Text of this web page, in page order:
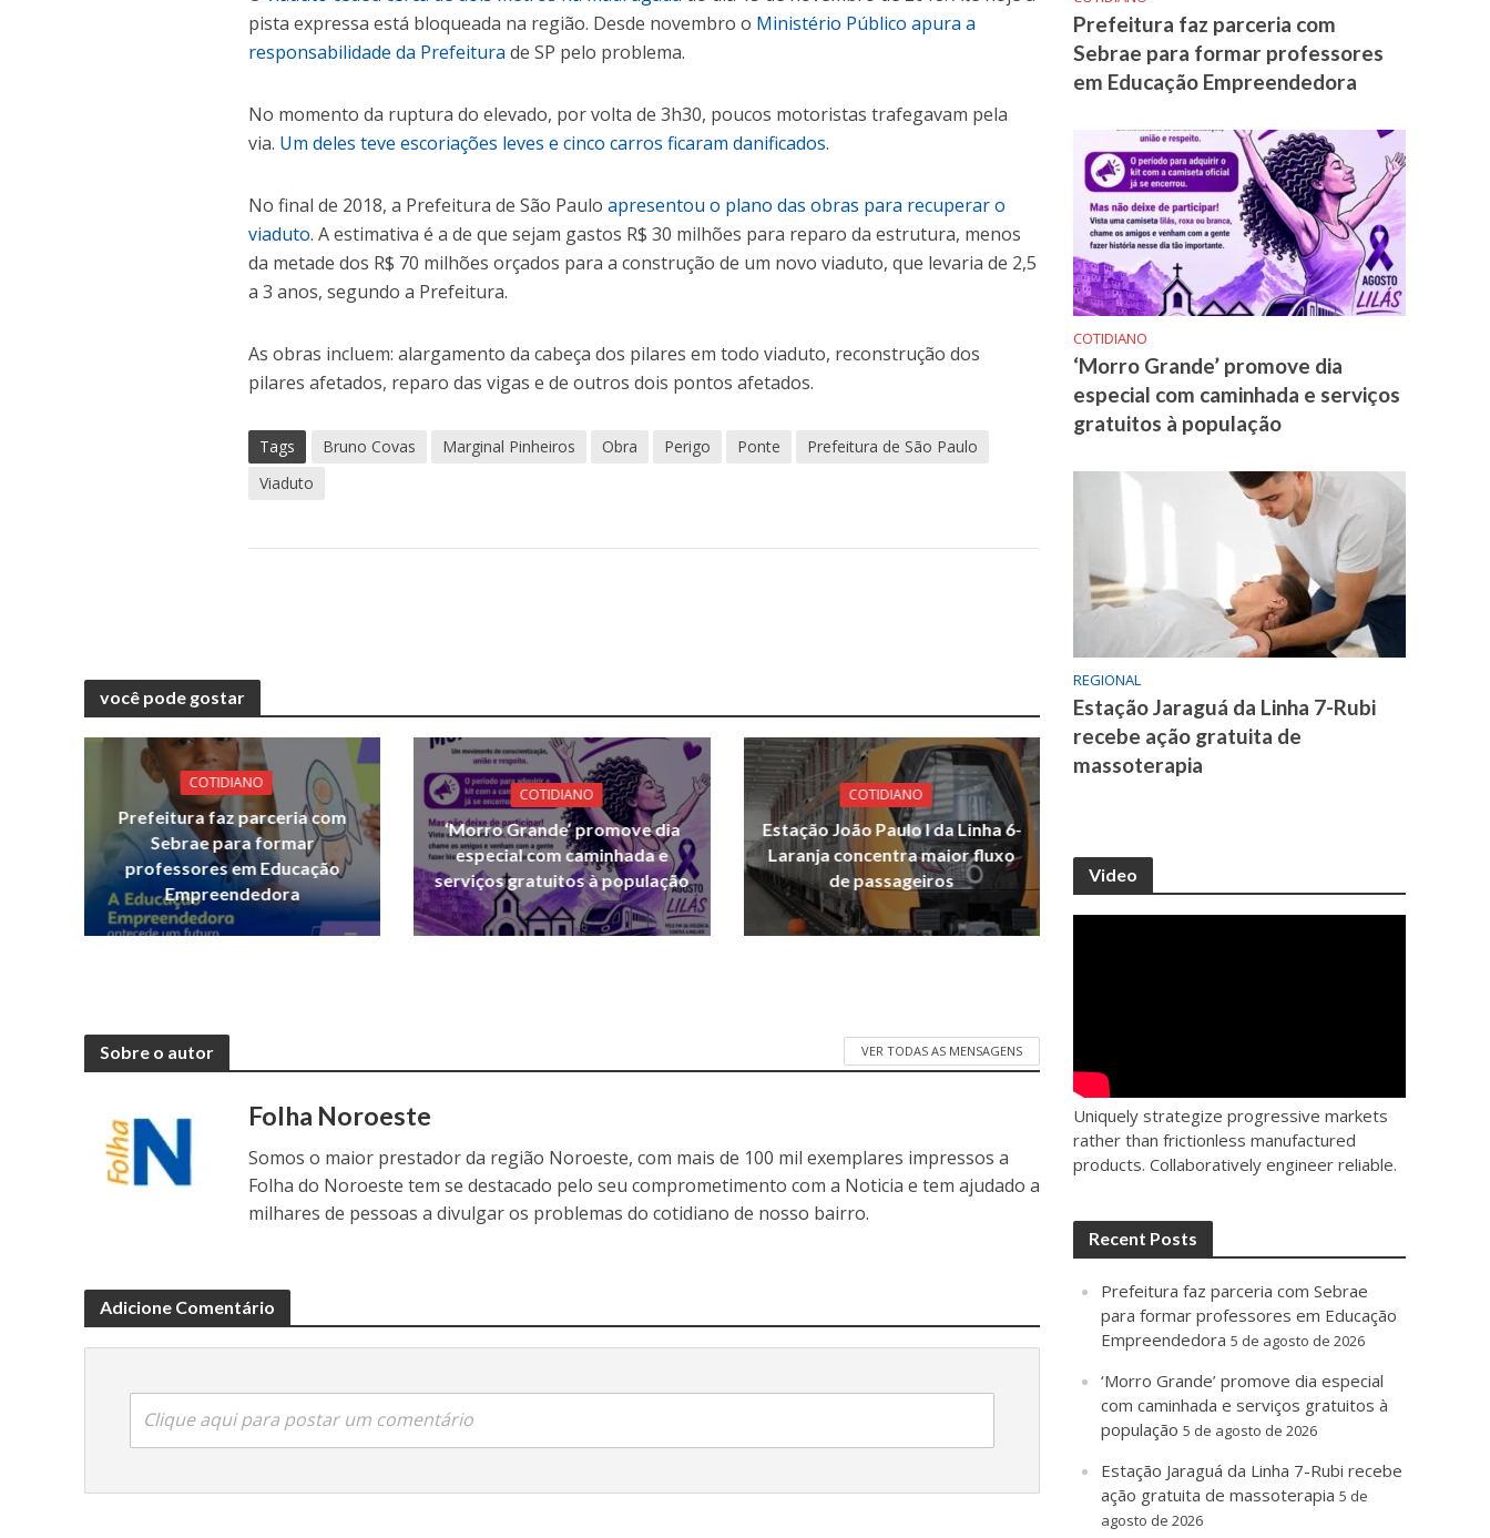
pista expressa está bloqueada na região. Desde novembro o Ministério Público apura a
responsabilidade da Prefeitura de SP pelo problema.
No momento da ruptura do elevado, por volta de 3h30, poucos motoristas trafegavam pela
via. Um deles teve escoriações leves e cinco carros ficaram danificados.
No final de 2018, a Prefeitura de São Pauloapresentou o plano das obras para recuperar o
viaduto. A estimativa é a de que sejam gastos R$ 30 milhões para reparo da estrutura, menos
da metade dos R$ 70 milhões orçados para a construção de um novo viaduto, que levaria de 2,5
a 3 anos, segundo a Prefeitura.
As obras incluem: alargamento da cabeça dos pilares em todo viaduto, reconstrução dos
pilares afetados, reparo das vigas e de outros dois pontos afetados.
Tags Bruno Covas Marginal Pinheiros Obra Perigo Ponte
Prefeitura de São Paulo
Viaduto
você pode gostar
COTIDIANO
Prefeitura faz parceria com
Sebrae para formar
professores em Educação
Empreendedora
COTIDIANO
‘Morro Grande’ promove dia
especial com caminhada e
serviços gratuitos à população
COTIDIANO
Estação João Paulo I da Linha 6-
Laranja concentra maior fluxo
de passageiros
Sobre o autor VER TODAS AS MENSAGENS
Folha Noroeste
Somos o maior prestador da região Noroeste, com mais de 100 mil exemplares impressos a
Folha do Noroeste tem se destacado pelo seu comprometimento com a Noticia e tem ajudado a
milhares de pessoas a divulgar os problemas do cotidiano de nosso bairro.
Adicione Comentário
Clique aqui para postar um comentário
Prefeitura faz parceria com
Sebrae para formar professores
em Educação Empreendedora
COTIDIANO
‘Morro Grande’ promove dia
especial com caminhada e serviços
gratuitos à população
REGIONAL
Estação Jaraguá da Linha 7-Rubi
recebe ação gratuita de
massoterapia
Video
Uniquely strategize progressive markets
rather than frictionless manufactured
products. Collaboratively engineer reliable.
Recent Posts
Prefeitura faz parceria com Sebrae
para formar professores em Educação
Empreendedora 5 de agosto de 2026
‘Morro Grande’ promove dia especial
com caminhada e serviços gratuitos à
população 5 de agosto de 2026
Estação Jaraguá da Linha 7-Rubi recebe
ação gratuita de massoterapia 5 de
agosto de 2026